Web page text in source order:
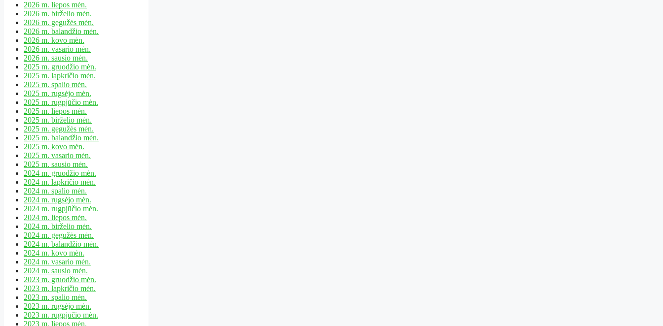
2026 m. liepos mėn.
2026 m. birželio mėn.
2026 m. gegužės mėn.
2026 m. balandžio mėn.
2026 m. kovo mėn.
2026 m. vasario mėn.
2026 m. sausio mėn.
2025 m. gruodžio mėn.
2025 m. lapkričio mėn.
2025 m. spalio mėn.
2025 m. rugsėjo mėn.
2025 m. rugpjūčio mėn.
2025 m. liepos mėn.
2025 m. birželio mėn.
2025 m. gegužės mėn.
2025 m. balandžio mėn.
2025 m. kovo mėn.
2025 m. vasario mėn.
2025 m. sausio mėn.
2024 m. gruodžio mėn.
2024 m. lapkričio mėn.
2024 m. spalio mėn.
2024 m. rugsėjo mėn.
2024 m. rugpjūčio mėn.
2024 m. liepos mėn.
2024 m. birželio mėn.
2024 m. gegužės mėn.
2024 m. balandžio mėn.
2024 m. kovo mėn.
2024 m. vasario mėn.
2024 m. sausio mėn.
2023 m. gruodžio mėn.
2023 m. lapkričio mėn.
2023 m. spalio mėn.
2023 m. rugsėjo mėn.
2023 m. rugpjūčio mėn.
2023 m. liepos mėn.